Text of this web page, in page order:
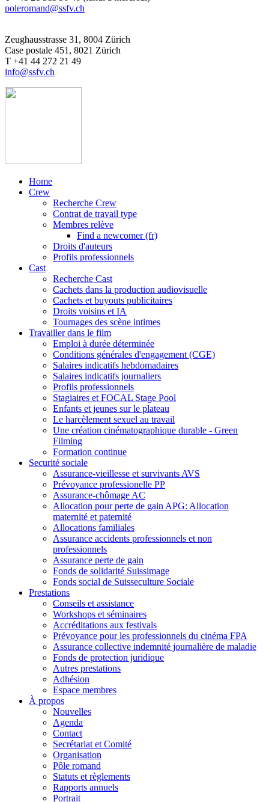
poleromand@ssfv.ch
Zeughausstrasse 31, 8004 Zürich
Case postale 451, 8021 Zürich
T +41 44 272 21 49
info@ssfv.ch
Home
Crew
Recherche Crew
Contrat de travail type
Membres relève
Find a newcomer (fr)
Droits d'auteurs
Profils professionnels
Cast
Recherche Cast
Cachets dans la production audiovisuelle
Cachets et buyouts publicitaires
Droits voisins et IA
Tournages des scène intimes
Travailler dans le film
Emploi à durée déterminée
Conditions générales d'engagement (CGE)
Salaires indicatifs hebdomadaires
Salaires indicatifs journaliers
Profils professionnels
Stagiaires et FOCAL Stage Pool
Enfants et jeunes sur le plateau
Le harcèlement sexuel au travail
Une création cinématographique durable - Green
Filming
Formation continue
Securité sociale
Assurance-vieillesse et survivants AVS
Prévoyance professionelle PP
Assurance-chômage AC
Allocation pour perte de gain APG: Allocation
maternité et paternité
Allocations familiales
Assurance accidents professionnels et non
professionnels
Assurance perte de gain
Fonds de solidarité Suissimage
Fonds social de Suisseculture Sociale
Prestations
Conseils et assistance
Workshops et séminaires
Accréditations aux festivals
Prévoyance pour les professionnels du cinéma FPA
Assurance collective indemnité journalière de maladie
Fonds de protection juridique
Autres prestations
Adhésion
Espace membres
À propos
Nouvelles
Agenda
Contact
Secrétariat et Comité
Organisation
Pôle romand
Statuts et règlements
Rapports annuels
Portrait